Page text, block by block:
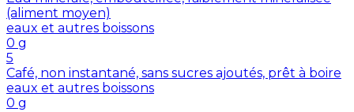
(aliment moyen)
eaux et autres boissons
0 g
5
Café, non instantané, sans sucres ajoutés, prêt à boire
eaux et autres boissons
0 g